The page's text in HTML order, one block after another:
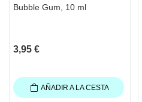
Bubble Gum, 10 ml
3,95 €
AÑADIR A LA CESTA